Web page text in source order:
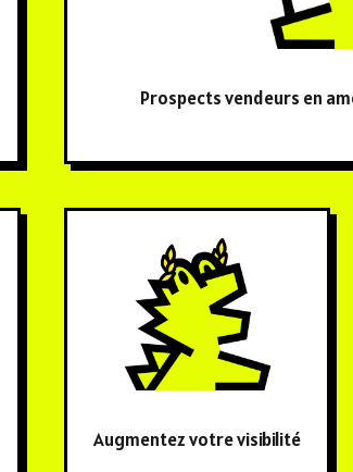
Prospects vendeurs en
Augmentez votre visibilité